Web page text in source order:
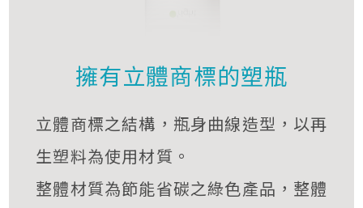
擁有立體商標的塑瓶
立體商標之結構，瓶身曲線造型，以再
生塑料為使用材質。
整體材質為節能省碳之綠色產品，整體